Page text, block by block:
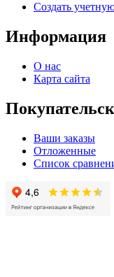
Создать
Информация
О нас
Карта сайта
Ваши заказы
Отложенные
Список